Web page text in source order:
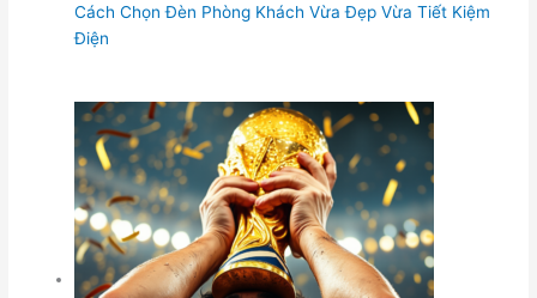
Cách Chọn Đèn Phòng Khách Vừa Đẹp Vừa Tiết Kiệm
Điện